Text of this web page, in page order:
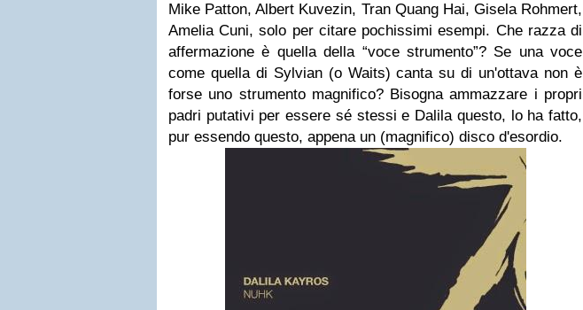
Mike Patton, Albert Kuvezin, Tran Quang Hai, Gisela Rohmert,
Amelia Cuni, solo per citare pochissimi esempi. Che razza di
affermazione è quella della “voce strumento”? Se una voce
come quella di Sylvian (o Waits) canta su di un'ottava non è
forse uno strumento magnifico? Bisogna ammazzare i propri
padri putativi per essere sé stessi e Dalila questo, lo ha fatto,
pur essendo questo, appena un (magnifico) disco d'esordio.